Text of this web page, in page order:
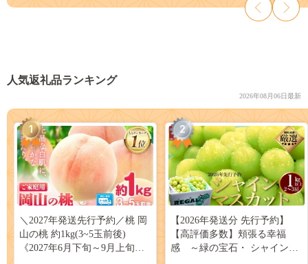
人気返礼品ランキング
2026年08月06日最新
1
＼2027年発送先行予約／桃 岡
山の桃 約1kg(3~5玉前後)
《2027年6月下旬～9月上旬頃
2
【2026年発送分 先行予約】
【高評価多数】頬張る幸福
感 ～緑の宝石・ シャインマ